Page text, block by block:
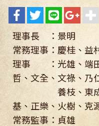
理事長 ：景明
常務理事：慶桂、益
理事 ：光雄、端田
哲、文全、文祿、乃
養枝、東成、
基、正樂、火樹、克
常務監事：貞雄